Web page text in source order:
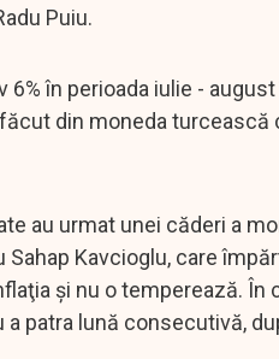
Puiu.
6% în perioada iulie -
din moneda
au urmat unei căderi a
Kavcioglu, care
şi nu o temperează.
a patra lună consecutivă,